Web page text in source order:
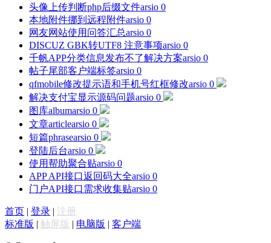
头像上传判断php后缀文件arsio 0
本地附件挪到远程附件arsio 0
网友网站使用问答汇总arsio 0
DISCUZ GBK转UTF8 注意事项arsio 0
千帆APP分类信息发布不了解决方案arsio 0
帖子尾部客户端标签arsio 0
qfmobile修改提示语和手机号红框修改arsio 0
解决支付宝显示源码问题arsio 0
图库albumarsio 0
文章articlearsio 0
短篇phrasearsio 0
登陆后台arsio 0
使用帮助聚合贴arsio 0
APP API接口返回码大全arsio 0
门户API接口需求收集贴arsio 0
首页 | 登录 | 注册
标准版 | 触屏版 | 电脑版 | 客户端